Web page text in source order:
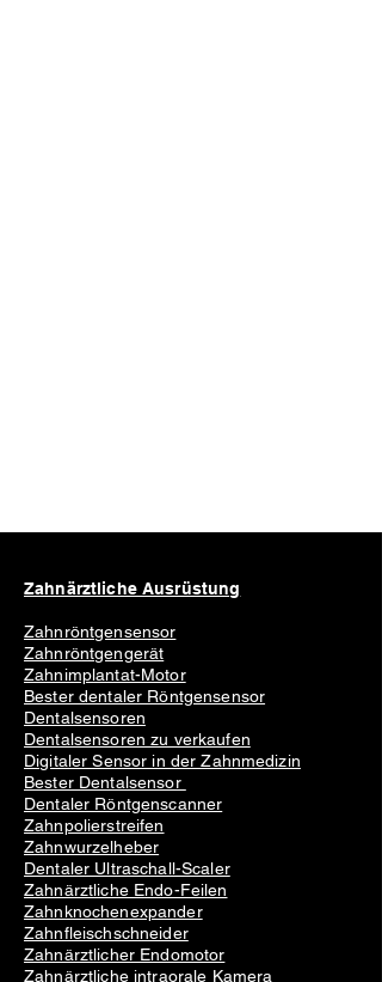
Zahnärztliche Ausrüstung
Zahnröntgensensor
Zahnröntgengerät
Zahnimplantat-Motor
Bester dentaler Röntgensensor
Dentalsensoren
Dentalsensoren zu verkaufen
Digitaler Sensor in der Zahnmedizin
Bester Dentalsensor
Dentaler Röntgenscanner
Zahnpolierstreifen
Zahnwurzelheber
Dentaler Ultraschall-Scaler
Zahnärztliche Endo-Feilen
Zahnknochenexpander
Zahnfleischschneider
Zahnärztlicher Endomotor
Zahnärztliche intraorale Kamera